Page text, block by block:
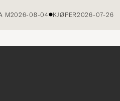
08-04 KJØPER2026-07-26